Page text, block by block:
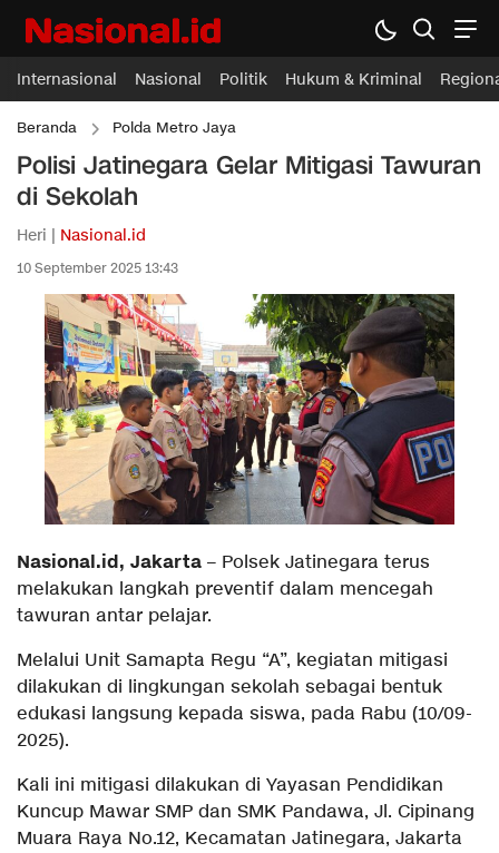
Internasional Nasional Politik Hukum & Kriminal
Beranda Polda Metro Jaya
Polisi Jatinegara Gelar Mitigasi Tawuran
di Sekolah
Heri | Nasional.id
10 September 2025 13:43
Nasional.id, Jakarta – Polsek Jatinegara terus
melakukan langkah preventif dalam mencegah
tawuran antar pelajar.
Melalui Unit Samapta Regu “A”, kegiatan mitigasi
dilakukan di lingkungan sekolah sebagai bentuk
edukasi langsung kepada siswa, pada Rabu (10/09-
2025).
Kali ini mitigasi dilakukan di Yayasan Pendidikan
Kuncup Mawar SMP dan SMK Pandawa, Jl. Cipinang
Muara Raya No.12, Kecamatan Jatinegara, Jakarta